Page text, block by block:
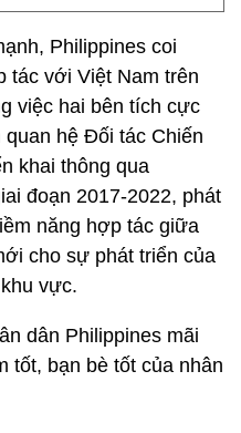
Philippines coi
tác với Việt Nam trên
việc hai bên tích cực
hệ Đối tác Chiến
khai thông qua
đoạn 2017-2022, phát
năng hợp tác giữa
cho sự phát triển của
vực.
dân Philippines mãi
tốt, bạn bè tốt của nhân